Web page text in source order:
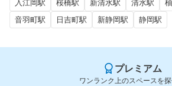
入江岡駅 桜橋駅 新清水駅 清水駅
音羽町駅
日吉町駅 新静岡駅 静岡駅
プレミアム
ワンランク上のスペースを